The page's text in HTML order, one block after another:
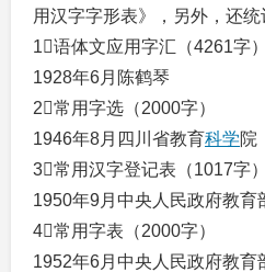
用汉字字形表》，另外，还统
1语体文应用字汇（4261字）
1928年6月陈鹤琴
2常用字选（2000字）
1946年8月四川省教育科学院
3常用汉字登记表（1017字）
1950年9月中央人民政府教育
4常用字表（2000字）
1952年6月中央人民政府教育